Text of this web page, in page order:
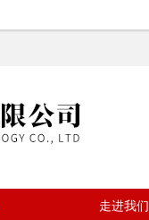
走进我们